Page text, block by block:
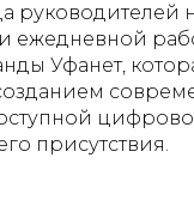
руководителей
ежедневной
Уфанет,
присутствия.